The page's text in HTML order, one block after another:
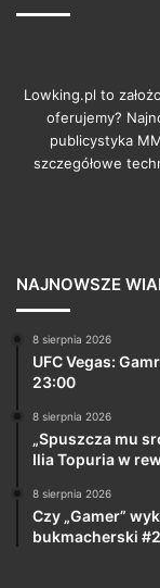
Lowking.pl to
oferujemy?
publicystyka
szczegółowe
NAJNOWSZE
8 sierpnia 2026
UFC Vegas:
23:00
8 sierpnia 2026
„Spuszcza mu
Ilia Topuria w
8 sierpnia 2026
Czy „Gamer”
bukmacherski